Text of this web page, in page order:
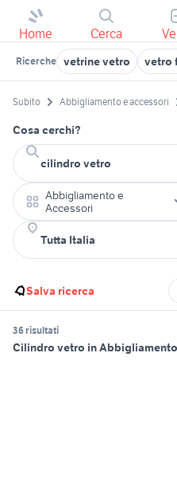
Home Cerca
Ricerche vetrine vetro vetro
Subito Abbigliamento e accessori
Cosa cerchi?
Abbigliamento e
Accessori
Salva ricerca
36 risultati
Cilindro vetro in